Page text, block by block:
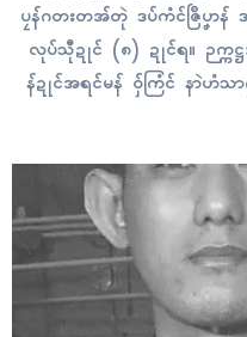
ပၠန်ဂတးတအ်တုဲ ဒပ်ကံၚ်ဇြဳပၞာန်
လုပ်သီုဍုၚ် (၈) ဍုၚ်ရ။ ဉက္က
န်ဍုၚ်အရၚ်မန် ဝှ်ကြံၚ် နာဲဟံသ